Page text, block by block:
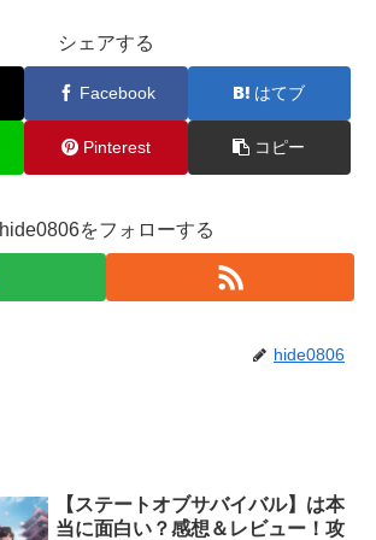
シェアする
Facebook はてブ
Pinterest コピー
hide0806をフォローする
hide0806
【ステートオブサバイバル】は本
当に面白い？感想＆レビュー！攻